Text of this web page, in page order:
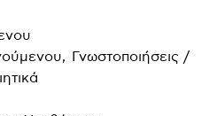
Γνωστοποιήσεις /